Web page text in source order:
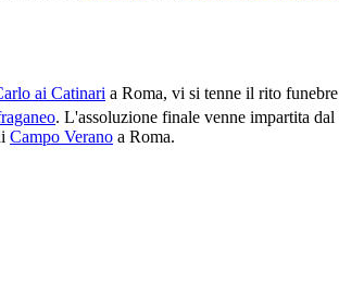
ai Catinari a Roma, vi si tenne il rito funebre
. L'assoluzione finale venne impartita dal
Campo Verano a Roma.